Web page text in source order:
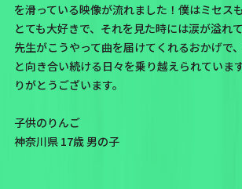
を滑っている映像が流れました！僕はミセス
とても大好きで、それを見た時には涙が溢れ
先生がこうやって曲を届けてくれるおかげで
と向き合い続ける日々を乗り越えられていま
りがとうございます。
子供のりんご
神奈川県 17歳 男の子